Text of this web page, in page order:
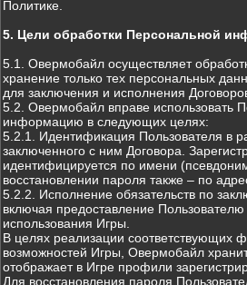
Политике.
5. Цели обработки Персональной
5.1. Овермобайл осуществляет
хранение только тех персональных
для заключения и исполнения
5.2. Овермобайл вправе использовать
информацию в следующих целях:
5.2.1. Идентификация Пользователя в
заключенного с ним Договора.
идентифицируется по имени
восстановлении пароля также – по
5.2.2. Исполнение обязательств по
включая предоставление
использования Игры.
В целях реализации соответствующих
возможностей Игры, Овермобайл
отображает в Игре профили
Для восстановления пароля